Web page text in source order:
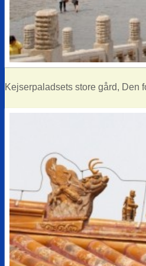
Kejserpaladsets store gård, Den